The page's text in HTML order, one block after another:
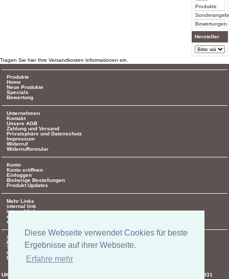
Diese Webseite verwendet Cookies für beste
Ergebnisse auf ihrer Webseite.
Erfahre mehr
Produkte
Bewertungen
Hersteller
Tragen Sie hier Ihre Versandkosten Informationen ein.
Produkte
Home
Neue Produkte
Specials
Bewertung
Unternehmen
Kontakt
Unsere AGB
Zahlung und Versand
Privatsphäre und Datenschutz
Impressum
Widerruf
Widerrufformular
Konto
Konto eröffnen
Einloggen
Bisherige Bestellungen
Produkt Updates
Mehr Links
internal link
internal link
external link
external link
Social
Facebook
Twitter
Google +
Pinterest
UK-electronic Jonas Lauer Ringstrasse 8 66894 Krähenberg Tel. +49 (0)171 5347831